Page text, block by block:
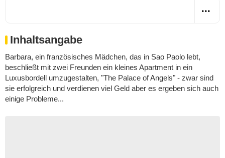
Inhaltsangabe
Barbara, ein französisches Mädchen, das in Sao Paolo lebt,
beschließt mit zwei Freunden ein kleines Apartment in ein
Luxusbordell umzugestalten, "The Palace of Angels" - zwar sind
sie erfolgreich und verdienen viel Geld aber es ergeben sich auch
einige Probleme...